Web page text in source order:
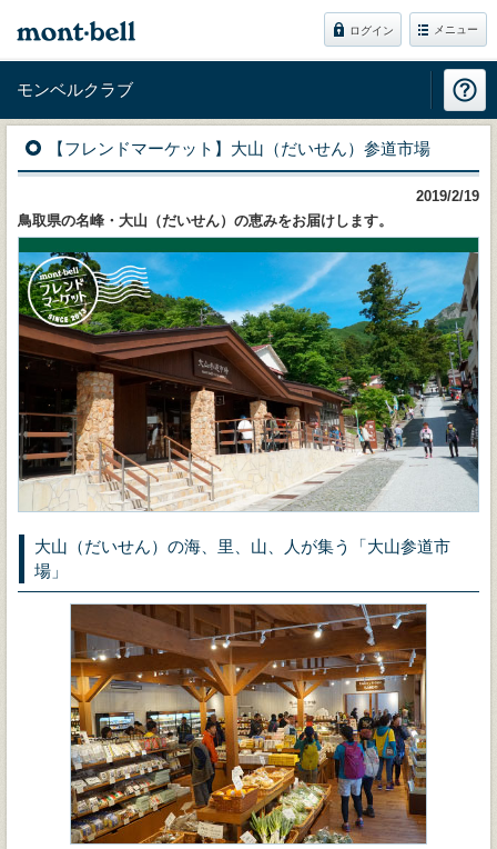
ログイン メニュー
モンベルクラブ
【フレンドマーケット】大山（だいせん）参道市場
2019/2/19
鳥取県の名峰・大山（だいせん）の恵みをお届けします。
大山（だいせん）の海、里、山、人が集う「大山参道市
場」